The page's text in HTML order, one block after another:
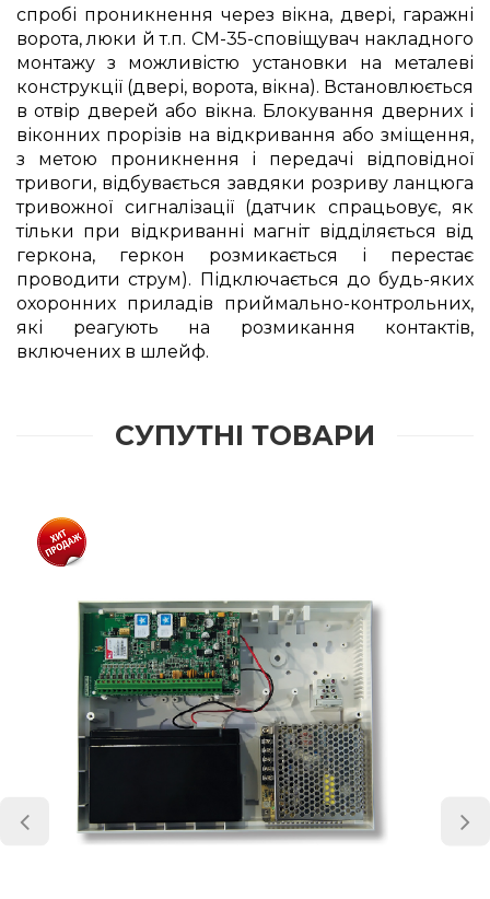
спробі проникнення через вікна, двері, гаражні
ворота, люки й т.п. СМ-35-сповіщувач накладного
монтажу з можливістю установки на металеві
конструкції (двері, ворота, вікна). Встановлюється
в отвір дверей або вікна. Блокування дверних і
віконних прорізів на відкривання або зміщення,
з метою проникнення і передачі відповідної
тривоги, відбувається завдяки розриву ланцюга
тривожної сигналізації (датчик спрацьовує, як
тільки при відкриванні магніт відділяється від
геркона, геркон розмикається і перестає
проводити струм). Підключається до будь-яких
охоронних приладів приймально-контрольних,
які реагують на розмикання контактів,
включених в шлейф.
СУПУТНІ ТОВАРИ